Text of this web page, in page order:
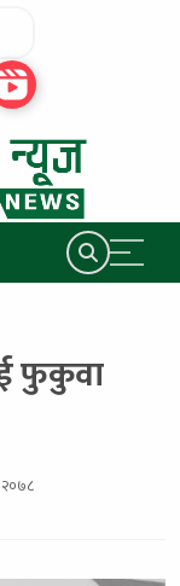
फुकुवा